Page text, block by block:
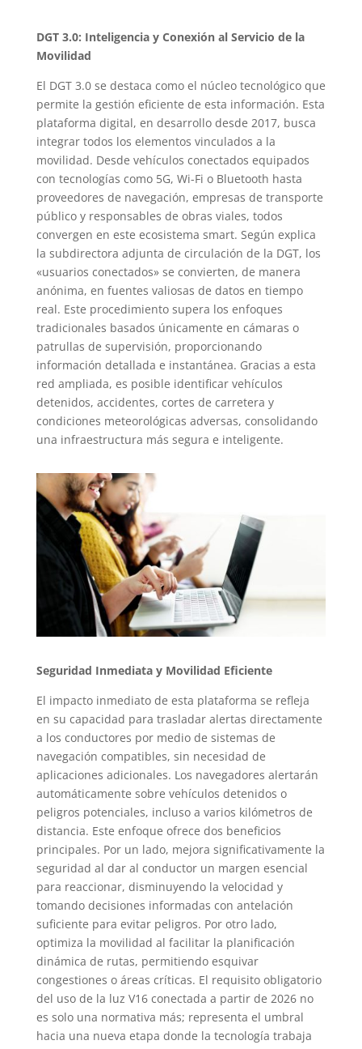
DGT 3.0: Inteligencia y Conexión al Servicio de la
Movilidad
El DGT 3.0 se destaca como el núcleo tecnológico que
permite la gestión eficiente de esta información. Esta
plataforma digital, en desarrollo desde 2017, busca
integrar todos los elementos vinculados a la
movilidad. Desde vehículos conectados equipados
con tecnologías como 5G, Wi-Fi o Bluetooth hasta
proveedores de navegación, empresas de transporte
público y responsables de obras viales, todos
convergen en este ecosistema smart. Según explica
la subdirectora adjunta de circulación de la DGT, los
«usuarios conectados» se convierten, de manera
anónima, en fuentes valiosas de datos en tiempo
real. Este procedimiento supera los enfoques
tradicionales basados únicamente en cámaras o
patrullas de supervisión, proporcionando
información detallada e instantánea. Gracias a esta
red ampliada, es posible identificar vehículos
detenidos, accidentes, cortes de carretera y
condiciones meteorológicas adversas, consolidando
una infraestructura más segura e inteligente.
Seguridad Inmediata y Movilidad Eficiente
El impacto inmediato de esta plataforma se refleja
en su capacidad para trasladar alertas directamente
a los conductores por medio de sistemas de
navegación compatibles, sin necesidad de
aplicaciones adicionales. Los navegadores alertarán
automáticamente sobre vehículos detenidos o
peligros potenciales, incluso a varios kilómetros de
distancia. Este enfoque ofrece dos beneficios
principales. Por un lado, mejora significativamente la
seguridad al dar al conductor un margen esencial
para reaccionar, disminuyendo la velocidad y
tomando decisiones informadas con antelación
suficiente para evitar peligros. Por otro lado,
optimiza la movilidad al facilitar la planificación
dinámica de rutas, permitiendo esquivar
congestiones o áreas críticas. El requisito obligatorio
del uso de la luz V16 conectada a partir de 2026 no
es solo una normativa más; representa el umbral
hacia una nueva etapa donde la tecnología trabaja